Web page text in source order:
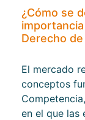
¿Cómo se
Derecho
El mercado
conceptos
en el que las